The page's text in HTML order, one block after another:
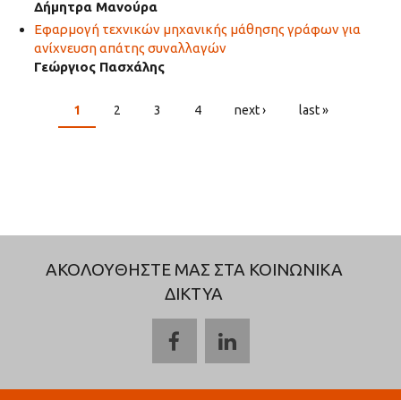
Δήμητρα Μανούρα
Εφαρμογή τεχνικών μηχανικής μάθησης γράφων για
ανίχνευση απάτης συναλλαγών
Γεώργιος Πασχάλης
PAGES
1 2 3 4 next › last »
ΑΚΟΛΟΥΘΗΣΤΕ ΜΑΣ ΣΤΑ ΚΟΙΝΩΝΙΚΑ
ΔΙΚΤΥΑ